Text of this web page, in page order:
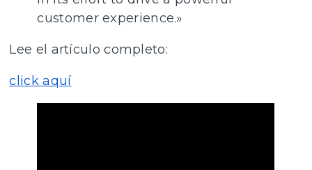
customer experience.»
Lee el artículo completo:
click aquí